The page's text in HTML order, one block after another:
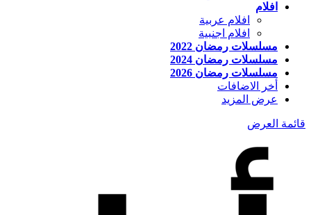
افلام
افلام عربية
افلام اجنبية
مسلسلات رمضان 2022
مسلسلات رمضان 2024
مسلسلات رمضان 2026
أخر الاضافات
عرض المزيد
قائمة العرض